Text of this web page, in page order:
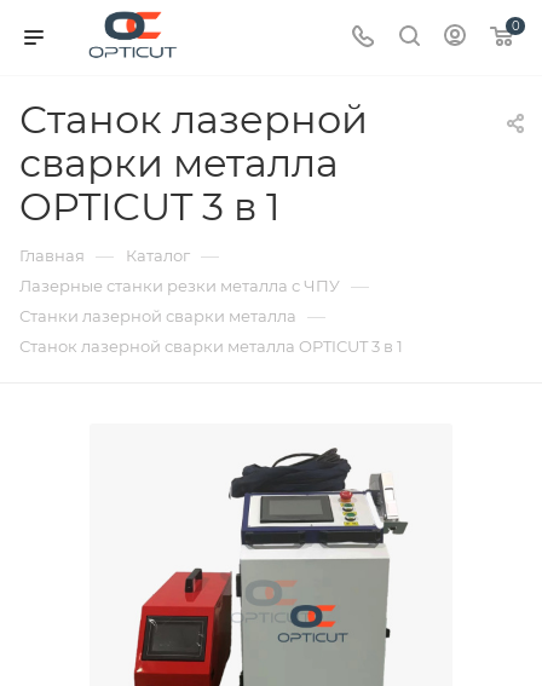
0
Станок лазерной
сварки металла
OPTICUT 3 в 1
Главная — Каталог —
Лазерные станки резки металла с ЧПУ —
Станки лазерной сварки металла —
Станок лазерной сварки металла OPTICUT 3 в 1